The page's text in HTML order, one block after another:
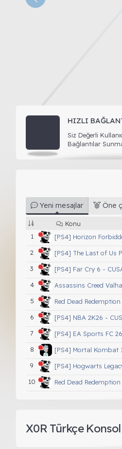
HIZLI
Siz Değerli
Bağlantılar
Yeni mesajlar Öne
Konu
[PS4] Horizon
[PS4] The Last of Us
[PS4] Far Cry 6 -
Assassins Creed
Red Dead
[PS4] NBA 2K26 -
[PS4] EA Sports FC
[PS4] Mortal Kombat
[PS4] Hogwarts
Red Dead
X0R Türkçe